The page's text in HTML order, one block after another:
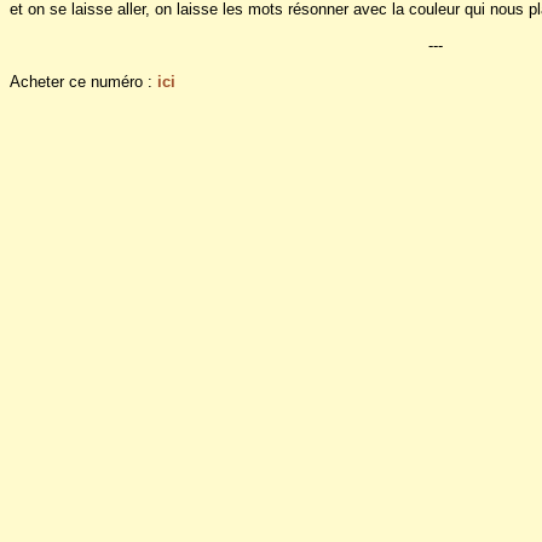
et on se laisse aller, on laisse les mots résonner avec la couleur qui nous
---
Acheter ce numéro : ici